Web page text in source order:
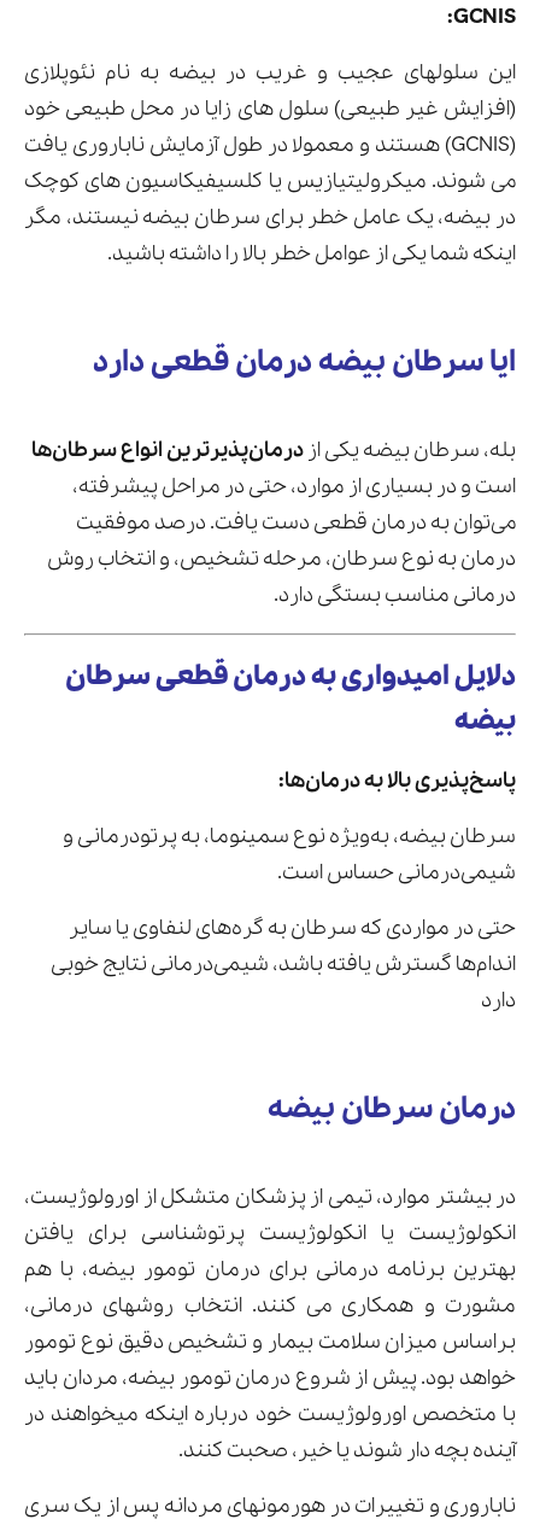
GCNIS:
این سلولهای عجیب و غریب در بیضه به نام نئوپلازی
(افزایش غیر طبیعی) سلول های زایا در محل طبیعی خود
(GCNIS) هستند و معمولا در طول آزمایش ناباروری یافت
می شوند. میکرولیتیازیس یا کلسیفیکاسیون های کوچک
در بیضه، یک عامل خطر برای سرطان بیضه نیستند، مگر
اینکه شما یکی از عوامل خطر بالا را داشته باشید.
ایا سرطان بیضه درمان قطعی دارد
بله، سرطان بیضه یکی از درمان‌پذیرترین انواع سرطان‌ها
است و در بسیاری از موارد، حتی در مراحل پیشرفته،
می‌توان به درمان قطعی دست یافت. درصد موفقیت
درمان به نوع سرطان، مرحله تشخیص، و انتخاب روش
درمانی مناسب بستگی دارد.
دلایل امیدواری به درمان قطعی سرطان
بیضه
پاسخ‌پذیری بالا به درمان‌ها:
سرطان بیضه، به‌ویژه نوع سمینوما، به پرتودرمانی و
شیمی‌درمانی حساس است.
حتی در مواردی که سرطان به گره‌های لنفاوی یا سایر
اندام‌ها گسترش یافته باشد، شیمی‌درمانی نتایج خوبی
دارد
درمان سرطان بیضه
در بیشتر موارد، تیمی از پزشکان متشکل از اورولوژیست،
انکولوژیست یا انکولوژیست پرتوشناسی برای یافتن
بهترین برنامه درمانی برای درمان تومور بیضه، با هم
مشورت و همکاری می کنند. انتخاب روشهای درمانی،
براساس میزان سلامت بیمار و تشخیص دقیق نوع تومور
خواهد بود. پیش از شروع درمان تومور بیضه، مردان باید
با متخصص اورولوژیست خود درباره اینکه میخواهند در
آینده بچه دار شوند یا خیر، صحبت کنند.
ناباروری و تغییرات در هورمونهای مردانه پس از یک سری